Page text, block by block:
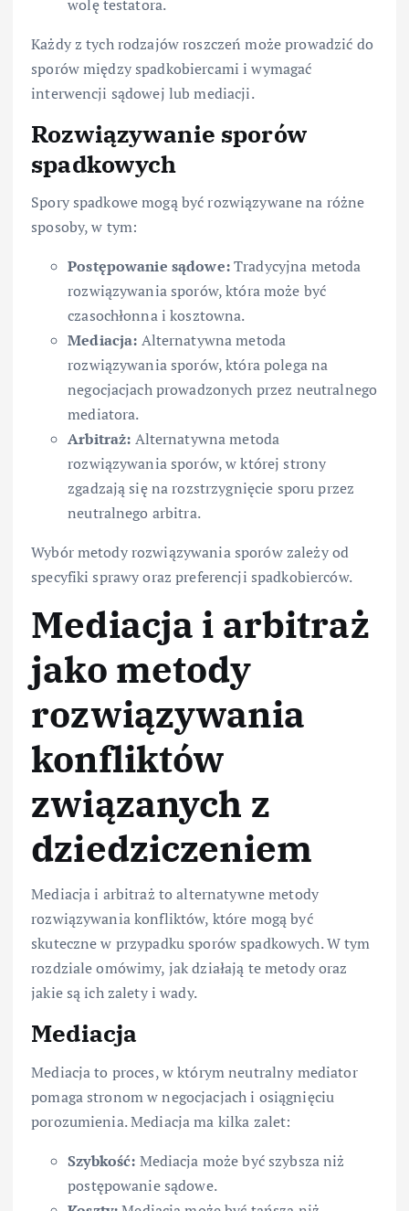
wolę testatora.
Każdy z tych rodzajów roszczeń może prowadzić do
sporów między spadkobiercami i wymagać
interwencji sądowej lub mediacji.
Rozwiązywanie sporów
spadkowych
Spory spadkowe mogą być rozwiązywane na różne
sposoby, w tym:
Postępowanie sądowe:Tradycyjna metoda
rozwiązywania sporów, która może być
czasochłonna i kosztowna.
Mediacja: Alternatywna metoda
rozwiązywania sporów, która polega na
negocjacjach prowadzonych przez neutralnego
mediatora.
Arbitraż: Alternatywna metoda
rozwiązywania sporów, w której strony
zgadzają się na rozstrzygnięcie sporu przez
neutralnego arbitra.
Wybór metody rozwiązywania sporów zależy od
specyfiki sprawy oraz preferencji spadkobierców.
Mediacja i arbitraż
jako metody
rozwiązywania
konfliktów
związanych z
dziedziczeniem
Mediacja i arbitraż to alternatywne metody
rozwiązywania konfliktów, które mogą być
skuteczne w przypadku sporów spadkowych. W tym
rozdziale omówimy, jak działają te metody oraz
jakie są ich zalety i wady.
Mediacja
Mediacja to proces, w którym neutralny mediator
pomaga stronom w negocjacjach i osiągnięciu
porozumienia. Mediacja ma kilka zalet:
Szybkość: Mediacja może być szybsza niż
postępowanie sądowe.